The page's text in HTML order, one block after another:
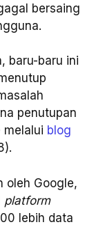
bersaing
baru-baru ini
penutupan
melalui blog
oleh Google,
platform
lebih data